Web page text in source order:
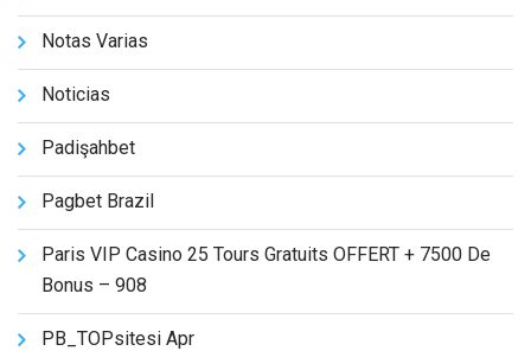
Notas Varias
Noticias
Padişahbet
Pagbet Brazil
Paris VIP Casino 25 Tours Gratuits OFFERT + 7500 De
Bonus – 908
PB_TOPsitesi Apr